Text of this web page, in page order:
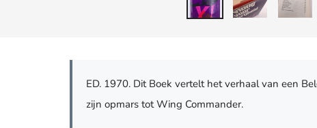
ED. 1970. Dit Boek vertelt het verhaal van een
zijn opmars tot Wing Commander.